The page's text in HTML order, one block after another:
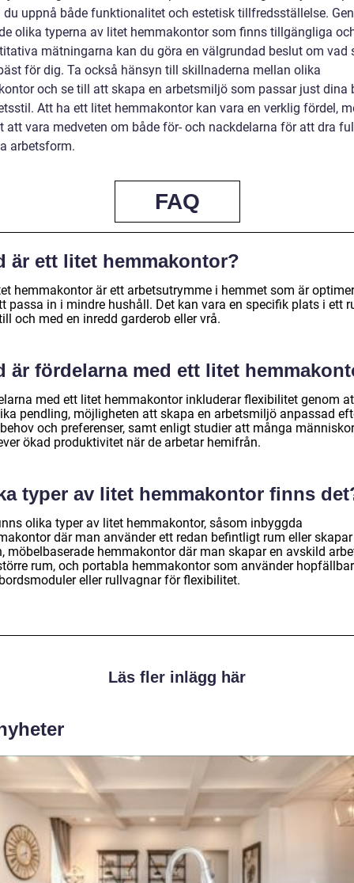
du uppnå både funktionalitet och estetisk tillfredsställelse.
olika typerna av litet hemmakontor som finns tillgängliga
mätningarna kan du göra en välgrundad beslut om vad
för dig. Ta också hänsyn till skillnaderna mellan olika
och se till att skapa en arbetsmiljö som passar just dina
Att ha ett litet hemmakontor kan vara en verklig fördel,
att vara medveten om både för- och nackdelarna för att dra
arbetsform.
FAQ
är ett litet hemmakontor?
hemmakontor är ett arbetsutrymme i hemmet som är
passa in i mindre hushåll. Det kan vara en specifik plats i ett
och med en inredd garderob eller vrå.
är fördelarna med ett litet
med ett litet hemmakontor inkluderar flexibilitet genom
pendling, möjligheten att skapa en arbetsmiljö anpassad
och preferenser, samt enligt studier att många människor
ökad produktivitet när de arbetar hemifrån.
typer av litet hemmakontor finns
olika typer av litet hemmakontor, såsom inbyggda
där man använder ett redan befintligt rum eller
möbelbaserade hemmakontor där man skapar en avskild
rum, och portabla hemmakontor som använder
eller rullvagnar för flexibilitet.
Läs fler inlägg här